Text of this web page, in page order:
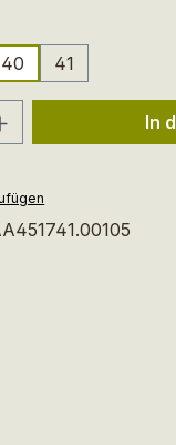
40 41
Gib den
In